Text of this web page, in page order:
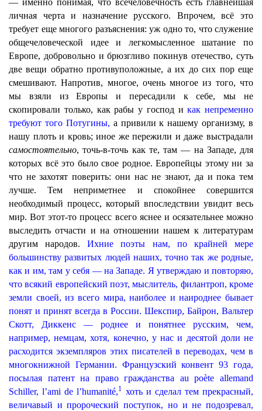
— именно понимая, что всечеловечность есть главнейшая
личная черта и назначение русского. Впрочем, всё это
требует еще многого разъяснения: уж одно то, что служение
общечеловеческой идее и легкомысленное шатание по
Европе, добровольно и брюзгливо покинув отечество, суть
две вещи обратно противуположные, а их до сих пор еще
смешивают. Напротив, многое, очень многое из того, что
мы взяли из Европы и пересадили к себе, мы не
скопировали только, как рабы у господ икак непременно
требуют того Потугины, а привили к нашему организму, в
нашу плоть и кровь; иное же пережили и даже выстрадали
самостоятельно, точь-в-точь как те, там — на Западе, для
которых всё это было свое родное. Европейцы этому ни за
что не захотят поверить: они нас не знают, да и пока тем
лучше. Тем неприметнее и спокойнее совершится
необходимый процесс, который впоследствии увидит весь
мир. Вот этот-то процесс всего яснее и осязательнее можно
выследить отчасти и на отношении нашем к литературам
другим народов.Ихние поэты нам, по крайней мере
большинству развитых людей наших, точно так же родные,
как и им, там у себя — на Западе. Я утверждаю и повторяю,
что всякий европейский поэт, мыслитель, филантроп, кроме
земли своей, из всего мира, наиболее и наироднее бывает
понят и принят всегда в России. Шекспир, Байрон, Вальтер
Скотт, Диккенс — роднее и понятнее русским, чем,
например, немцам, хотя, конечно, у нас и десятой доли не
расходится экземпляров этих писателей в переводах, чем в
многокнижной Германии. Французский конвент 93 года,
посылая патент на право гражданства au poète allemand
Schiller, l’ami de l’humanité,1 хоть и сделал тем прекрасный,
величавый и пророческий поступок, но и не подозревал,